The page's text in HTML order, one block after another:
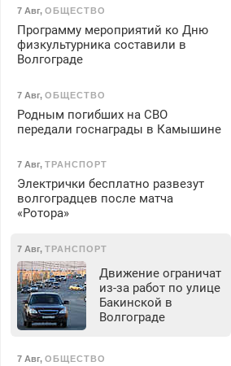
7 Авг, ОБЩЕСТВО
Программу мероприятий ко Дню
физкультурника составили в
Волгограде
7 Авг, ОБЩЕСТВО
Родным погибших на СВО
передали госнаграды в Камышине
7 Авг, ТРАНСПОРТ
Электрички бесплатно развезут
волгоградцев после матча
«Ротора»
7 Авг, ТРАНСПОРТ
Движение ограничат
из-за работ по улице
Бакинской в
Волгограде
7 Авг, ОБЩЕСТВО